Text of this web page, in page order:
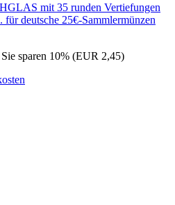
mit 35 runden Vertiefungen
deutsche 25€-Sammlermünzen
Sie sparen 10% (EUR 2,45)